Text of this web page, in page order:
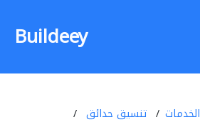
Buildeey
الخدمات
تنسيق حدائق